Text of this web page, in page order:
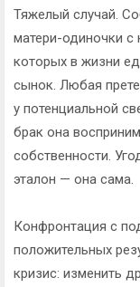
Тяжелый случай.
матери-одиночки с
которых в жизни
сынок. Любая
у потенциальной
брак она
собственности.
эталон — она сама.
Конфронтация с
положительных
кризис: изменить